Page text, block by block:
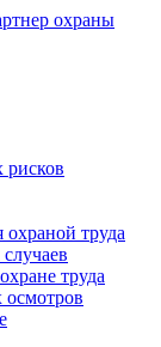
охраны
рисков
труда
труда